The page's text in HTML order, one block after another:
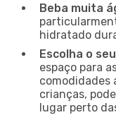
Beba muita
hidratado
Escolha o
espaço para
comodidades
crianças,
lugar perto